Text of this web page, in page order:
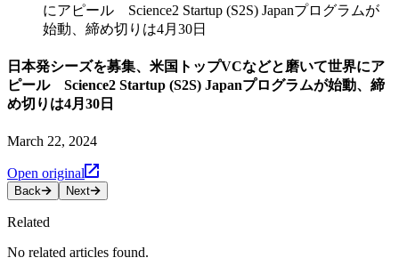
にアピール Science2 Startup (S2S) Japanプログラムが
始動、締め切りは4月30日
日本発シーズを募集、米国トップVCなどと磨いて世界にア
ピール Science2 Startup (S2S) Japanプログラムが始動、締
め切りは4月30日
March 22, 2024
Open original
Back Next
Related
No related articles found.